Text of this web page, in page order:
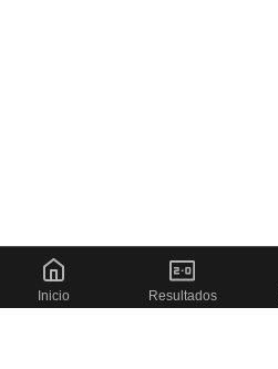
Inicio Resultados